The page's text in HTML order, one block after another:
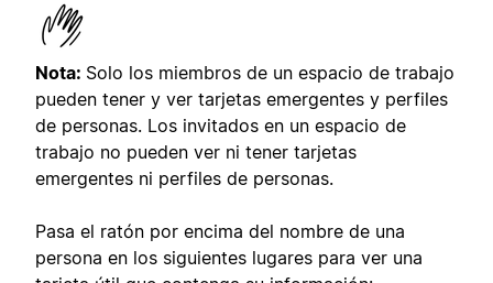
Nota: Solo los miembros de un espacio de trabajo
pueden tener y ver tarjetas emergentes y perfiles
de personas. Los invitados en un espacio de
trabajo no pueden ver ni tener tarjetas
emergentes ni perfiles de personas.
Pasa el ratón por encima del nombre de una
persona en los siguientes lugares para ver una